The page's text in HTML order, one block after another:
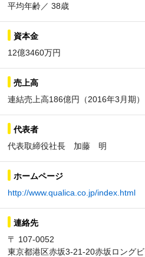
平均年齢／ 38歳
資本金
12億3460万円
売上高
連結売上高186億円（2016年3月期）
代表者
代表取締役社長 加藤 明
ホームページ
http://www.qualica.co.jp/index.html
連絡先
〒 107-0052
東京都港区赤坂3-21-20赤坂ロング